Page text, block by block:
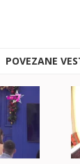
POVEZANE